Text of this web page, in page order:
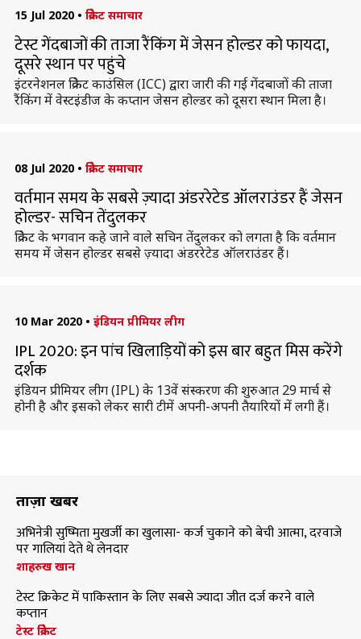
15 Jul 2020 • क्रिकेट समाचार
टेस्ट गेंदबाजों की ताजा रैंकिंग में जेसन होल्डर को फायदा,
दूसरे स्थान पर पहुंचे
इंटरनेशनल क्रिकेट काउंसिल (ICC) द्वारा जारी की गई गेंदबाजों की ताजा
रैंकिंग में वेस्टइंडीज के कप्तान जेसन होल्डर को दूसरा स्थान मिला है।
08 Jul 2020 • क्रिकेट समाचार
वर्तमान समय के सबसे ज़्यादा अंडररेटेड ऑलराउंडर हैं जेसन
होल्डर- सचिन तेंदुलकर
क्रिकेट के भगवान कहे जाने वाले सचिन तेंदुलकर को लगता है कि वर्तमान
समय में जेसन होल्डर सबसे ज़्यादा अंडररेटेड ऑलराउंडर हैं।
10 Mar 2020 • इंडियन प्रीमियर लीग
IPL 2020: इन पांच खिलाड़ियों को इस बार बहुत मिस करेंगे
दर्शक
इंडियन प्रीमियर लीग (IPL) के 13वें संस्करण की शुरुआत 29 मार्च से
होनी है और इसको लेकर सारी टीमें अपनी-अपनी तैयारियों में लगी हैं।
ताज़ा खबरें
अभिनेत्री सुष्मिता मुखर्जी का खुलासा- कर्ज चुकाने को बेची आत्मा, दरवाजे
पर गालियां देते थे लेनदार
शाहरुख खान
टेस्ट क्रिकेट में पाकिस्तान के लिए सबसे ज्यादा जीत दर्ज करने वाले
कप्तान
टेस्ट क्रिकेट